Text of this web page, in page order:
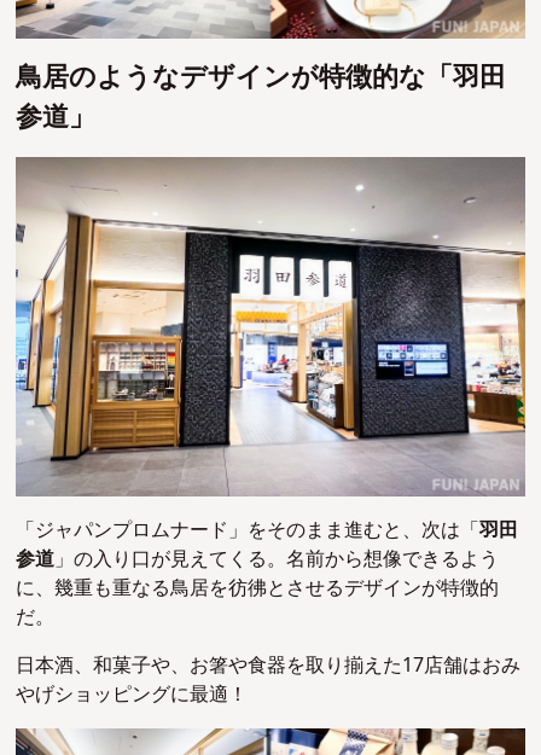
鳥居のようなデザインが特徴的な「羽田
参道」
「ジャパンプロムナード」をそのまま進むと、次は「羽田
参道」の入り口が見えてくる。名前から想像できるよう
に、幾重も重なる鳥居を彷彿とさせるデザインが特徴的
だ。
日本酒、和菓子や、お箸や食器を取り揃えた17店舗はおみ
やげショッピングに最適！